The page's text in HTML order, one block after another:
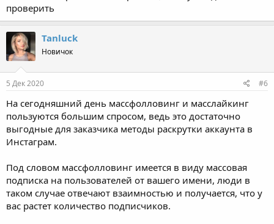
проверить
Tanluck
Новичок
5 Дек 2020 #6
На сегодняшний день массфолловинг и масслайкинг
пользуются большим спросом, ведь это достаточно
выгодные для заказчика методы раскрутки аккаунта в
Инстаграм.
Под словом массфолловинг имеется в виду массовая
подписка на пользователей от вашего имени, люди в
таком случае отвечают взаимностью и получается, что у
вас растет количество подписчиков.